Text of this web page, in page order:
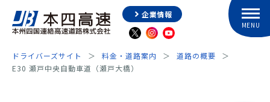
企業情報
ドライバーズサイト 料金・道路案内
道路の概要
E30 瀬戸中央自動車道（瀬戸大橋）